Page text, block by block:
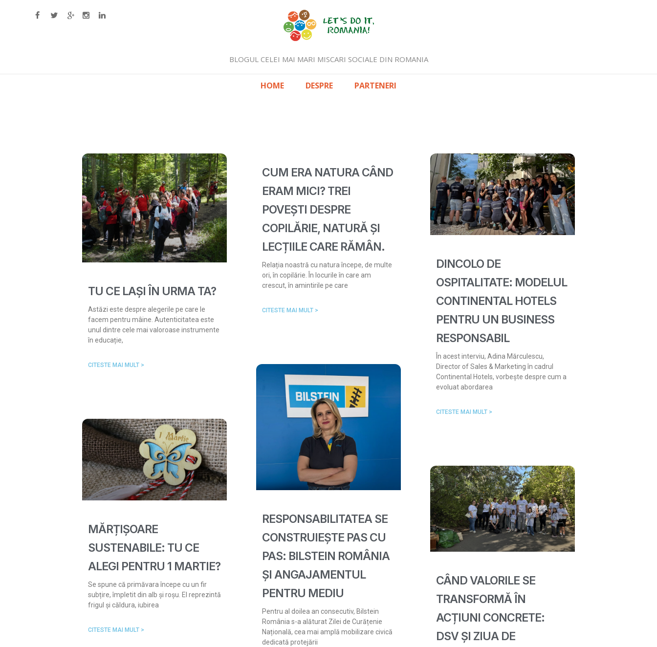
BLOGUL CELEI MAI MARI MISCARI SOCIALE DIN ROMANIA
HOME DESPRE PARTENERI
TU CE LAȘI ÎN URMA TA?
Astăzi este despre alegerile pe care le
facem pentru mâine. Autenticitatea este
unul dintre cele mai valoroase instrumente
în educație,
CITESTE MAI MULT >
CUM ERA NATURA CÂND
ERAM MICI? TREI
POVEȘTI DESPRE
COPILĂRIE, NATURĂ ȘI
LECȚIILE CARE RĂMÂN.
Relația noastră cu natura începe, de multe
ori, în copilărie. În locurile în care am
crescut, în amintirile pe care
CITESTE MAI MULT >
DINCOLO DE
OSPITALITATE: MODELUL
CONTINENTAL HOTELS
PENTRU UN BUSINESS
RESPONSABIL
În acest interviu, Adina Mărculescu,
Director of Sales & Marketing în cadrul
Continental Hotels, vorbește despre cum a
evoluat abordarea
CITESTE MAI MULT >
MĂRȚIȘOARE
SUSTENABILE: TU CE
ALEGI PENTRU 1 MARTIE?
Se spune că primăvara începe cu un fir
subțire, împletit din alb și roșu. El reprezintă
frigul și căldura, iubirea
CITESTE MAI MULT >
RESPONSABILITATEA SE
CONSTRUIEȘTE PAS CU
PAS: BILSTEIN ROMÂNIA
ȘI ANGAJAMENTUL
PENTRU MEDIU
Pentru al doilea an consecutiv, Bilstein
România s-a alăturat Zilei de Curățenie
Națională, cea mai amplă mobilizare civică
dedicată protejării
CÂND VALORILE SE
TRANSFORMĂ ÎN
ACȚIUNI CONCRETE:
DSV ȘI ZIUA DE